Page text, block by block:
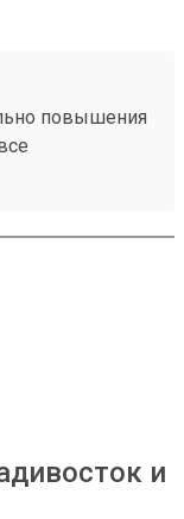
повышения
и